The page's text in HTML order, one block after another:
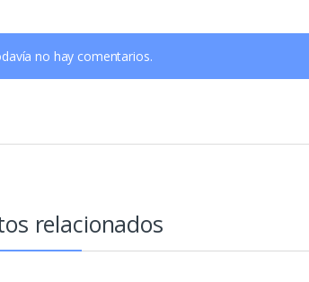
no hay comentarios.
relacionados